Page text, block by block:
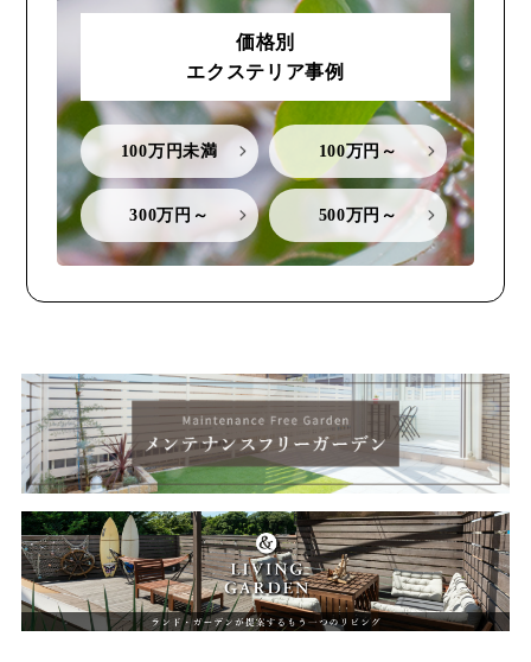
価格別
エクステリア事例
100万円未満 100万円～
300万円～ 500万円～